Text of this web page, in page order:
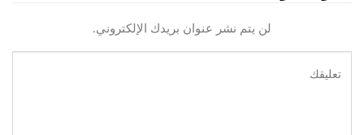
لن يتم نشر عنوان بريدك الإلكتروني.